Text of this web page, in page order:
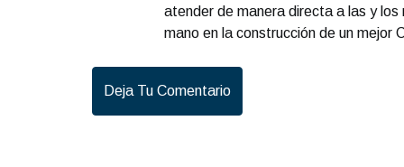
atender de manera directa a las y
mano en la construcción de un mejor
Deja Tu Comentario